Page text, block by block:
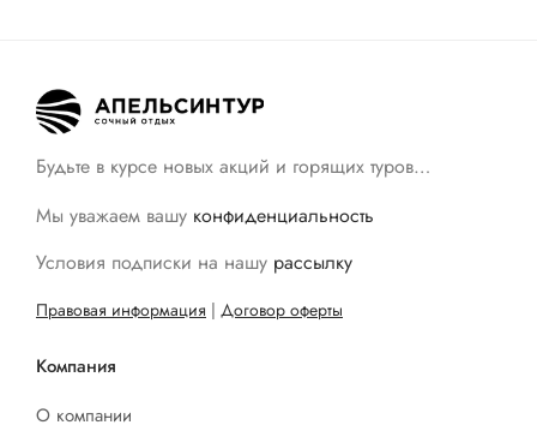
Будьте в курсе новых акций и горящих туров…
Мы уважаем вашу конфиденциальность
Условия подписки на нашу рассылку
Правовая информация | Договор оферты
Компания
О компании